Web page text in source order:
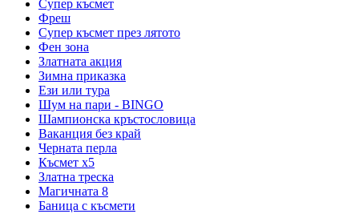
Супер късмет
Фреш
Супер късмет през лятото
Фен зона
Златната акция
Зимна приказка
Ези или тура
Шум на пари - BINGO
Шампионска кръстословица
Ваканция без край
Черната перла
Късмет х5
Златна треска
Магичната 8
Баница с късмети